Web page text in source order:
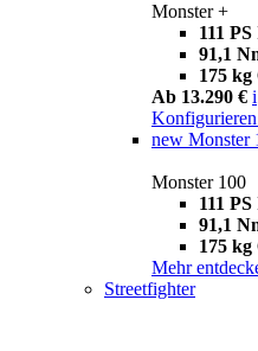
Monster +
111 PS
91,1
175 kg
Ab 13.290 € i
Konfigurieren
new Monster
Monster 100
111 PS
91,1
175 kg
Mehr
Streetfighter